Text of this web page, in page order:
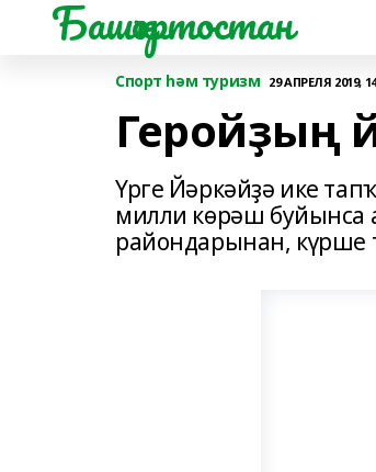
Башҡортостан
Спорт һәм туризм 29 АПРЕЛЯ 2019,
Геройҙың
Үрге Йәркәйҙә ике
милли көрәш буйынса
райондарынан, күрше